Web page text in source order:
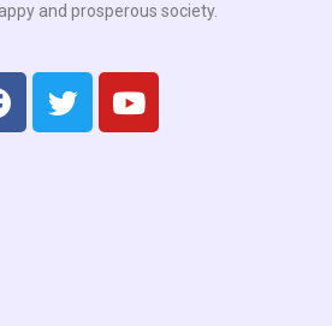
and prosperous society.